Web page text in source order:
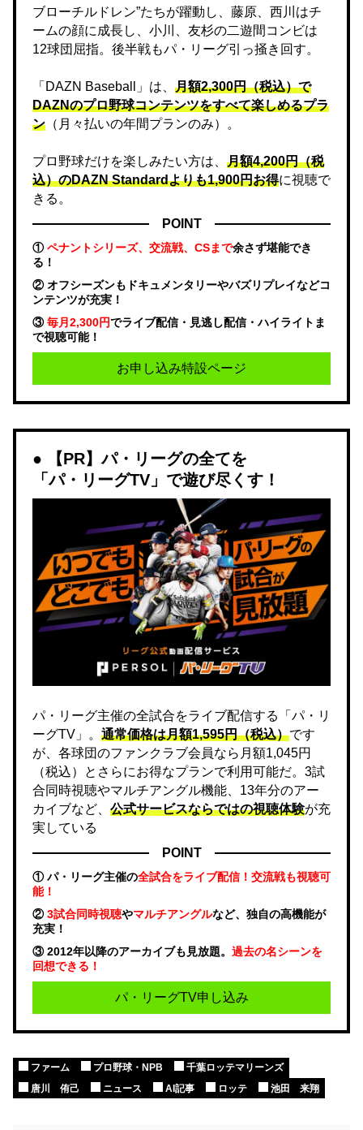
ブローチルドレン”たちが躍動し、藤原、西川はチ
ームの顔に成長し、小川、友杉の二遊間コンビは
12球団屈指。後半戦もパ・リーグ引っ掻き回す。
「DAZN Baseball」は、 月額2,300円（税込）で
DAZNのプロ野球コンテンツをすべて楽しめるプラ
ン （月々払いの年間プランのみ）。
プロ野球だけを楽しみたい方は、 月額4,200円（税
込）のDAZN Standard​よりも1,900円お得に視聴で
きる。
POINT
①ペナントシリーズ、交流戦、CSまで余さず堪能でき
る！
② オフシーズンもドキュメンタリーやバズリプレイなどコ
ンテンツが充実！
③毎月2,300円でライブ配信・見逃し配信・ハイライトま
で視聴可能！
お申し込み特設ページ
【PR】パ・リーグの全てを
「パ・リーグTV」で遊び尽くす！
パ・リーグ主催の全試合をライブ配信する「パ・リ
ーグTV」。 通常価格は月額1,595円（税込）です
が、各球団のファンクラブ会員なら月額1,045円
（税込）とさらにお得なプランで利用可能だ。3試
合同時視聴やマルチアングル機能、13年分のアー
カイブなど、 公式サービスならではの視聴体験が充
実している
POINT
① パ・リーグ主催の全試合をライブ配信！交流戦も視聴可
能！
②3試合同時視聴やマルチアングルなど、独自の高機能が
充実！
③ 2012年以降のアーカイブも見放題。 過去の名シーンを
回想できる！
パ・リーグTV申し込み
ファーム プロ野球・NPB
千葉ロッテマリーンズ
唐川 侑己
ニュース AI記事 ロッテ 池田 来翔